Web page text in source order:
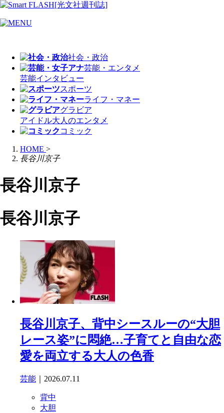
社会・政治
芸能・エンタメ
芸能インタビュー
スポーツ
ライフ・マネー
グラビア
アイドル大人のエンタメ
コミック
HOME >
長谷川京子
長谷川京子
長谷川京子
長谷川京子、背中シースルーの“大胆
レース姿”に悶絶…子育てと自由な恋
愛を両立する大人の色香
芸能 ｜2026.07.11
背中
大胆